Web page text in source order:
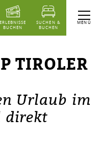
MENÜ
SUCHEN &
BUCHEN
ERLEBNISSE
BUCHEN
TIROLER
Urlaub im
direkt